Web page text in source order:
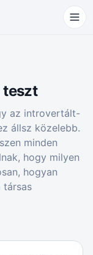
teszt
az introvertált-
állsz közelebb.
minden
hogy milyen
hogyan
társas